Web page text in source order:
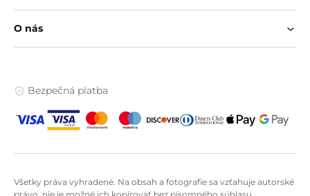
O nás
Bezpečná platba
Všetky práva vyhradené. Na obsah a fotografie sa vzťahuje autorské